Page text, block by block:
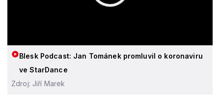
Blesk Podcast: Jan Tománek promluvil o koronaviru
ve StarDance
Zdroj: Jiří Marek